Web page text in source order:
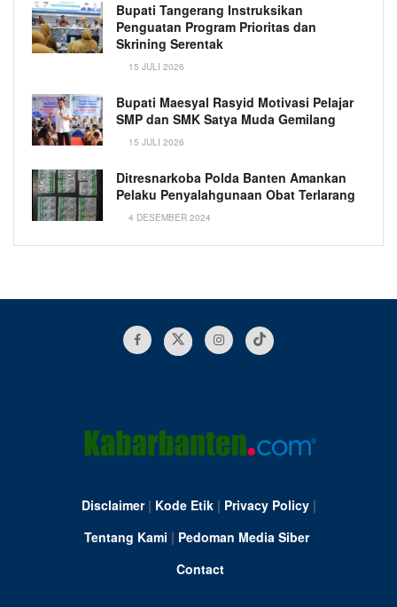
Bupati Tangerang Instruksikan
Penguatan Program Prioritas dan
Skrining Serentak
15 JULI 2026
Bupati Maesyal Rasyid Motivasi Pelajar
SMP dan SMK Satya Muda Gemilang
15 JULI 2026
Ditresnarkoba Polda Banten Amankan
Pelaku Penyalahgunaan Obat Terlarang
4 DESEMBER 2024
Disclaimer| Kode Etik| Privacy Policy|
Tentang Kami | Pedoman Media Siber
Contact